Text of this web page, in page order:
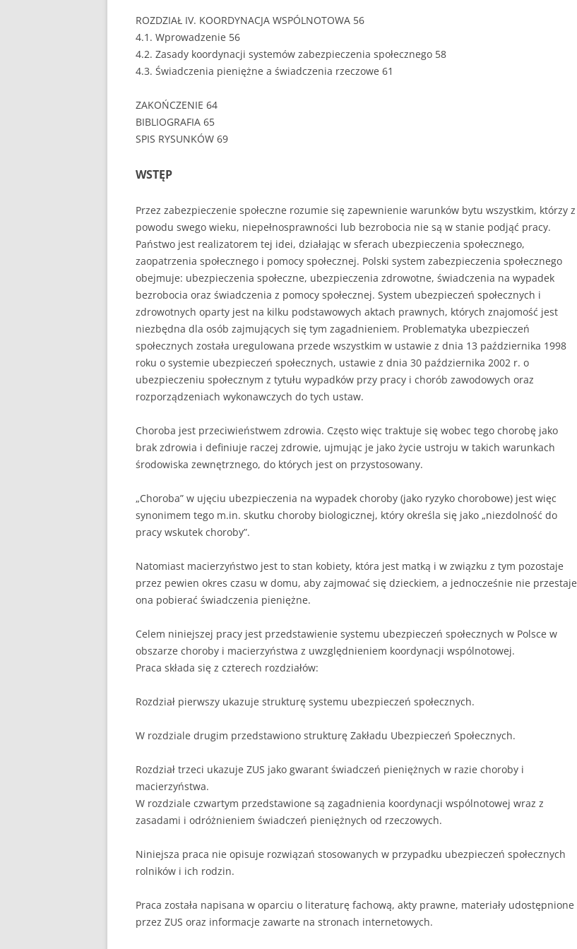
PEDAGOGIKA
POLITOLOGIA
ROLNICTWO
SAMORZĄD TERYTORIALNY
SOCJOLOGIA
TURYSTYKA I REKREACJA
UBEZPIECZENIA
ZARZĄDZANIE
ZZL
ROZDZIAŁ IV. KOORDYNACJA WSPÓLNOTOWA 56
4.1. Wprowadzenie 56
4.2. Zasady koordynacji systemów zabezpieczenia społecznego 58
4.3. Świadczenia pieniężne a świadczenia rzeczowe 61
ZAKOŃCZENIE 64
BIBLIOGRAFIA 65
SPIS RYSUNKÓW 69
WSTĘP
Przez zabezpieczenie społeczne rozumie się zapewnienie warunków bytu wszystkim, którzy z
powodu swego wieku, niepełnosprawności lub bezrobocia nie są w stanie podjąć pracy.
Państwo jest realizatorem tej idei, działając w sferach ubezpieczenia społecznego,
zaopatrzenia społecznego i pomocy społecznej. Polski system zabezpieczenia społecznego
obejmuje: ubezpieczenia społeczne, ubezpieczenia zdrowotne, świadczenia na wypadek
bezrobocia oraz świadczenia z pomocy społecznej. System ubezpieczeń społecznych i
zdrowotnych oparty jest na kilku podstawowych aktach prawnych, których znajomość jest
niezbędna dla osób zajmujących się tym zagadnieniem. Problematyka ubezpieczeń
społecznych została uregulowana przede wszystkim w ustawie z dnia 13 października 1998
roku o systemie ubezpieczeń społecznych, ustawie z dnia 30 października 2002 r. o
ubezpieczeniu społecznym z tytułu wypadków przy pracy i chorób zawodowych oraz
rozporządzeniach wykonawczych do tych ustaw.
Choroba jest przeciwieństwem zdrowia. Często więc traktuje się wobec tego chorobę jako
brak zdrowia i definiuje raczej zdrowie, ujmując je jako życie ustroju w takich warunkach
środowiska zewnętrznego, do których jest on przystosowany.
„Choroba” w ujęciu ubezpieczenia na wypadek choroby (jako ryzyko chorobowe) jest więc
synonimem tego m.in. skutku choroby biologicznej, który określa się jako „niezdolność do
pracy wskutek choroby”.
Natomiast macierzyństwo jest to stan kobiety, która jest matką i w związku z tym pozostaje
przez pewien okres czasu w domu, aby zajmować się dzieckiem, a jednocześnie nie przestaje
ona pobierać świadczenia pieniężne.
Celem niniejszej pracy jest przedstawienie systemu ubezpieczeń społecznych w Polsce w
obszarze choroby i macierzyństwa z uwzględnieniem koordynacji wspólnotowej.
Praca składa się z czterech rozdziałów:
Rozdział pierwszy ukazuje strukturę systemu ubezpieczeń społecznych.
W rozdziale drugim przedstawiono strukturę Zakładu Ubezpieczeń Społecznych.
Rozdział trzeci ukazuje ZUS jako gwarant świadczeń pieniężnych w razie choroby i
macierzyństwa.
W rozdziale czwartym przedstawione są zagadnienia koordynacji wspólnotowej wraz z
zasadami i odróżnieniem świadczeń pieniężnych od rzeczowych.
Niniejsza praca nie opisuje rozwiązań stosowanych w przypadku ubezpieczeń społecznych
rolników i ich rodzin.
Praca została napisana w oparciu o literaturę fachową, akty prawne, materiały udostępnione
przez ZUS oraz informacje zawarte na stronach internetowych.